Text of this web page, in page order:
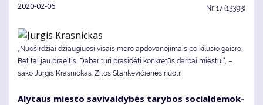
2020-02-06 Nr. 17 (13393)
„Nuoširdžiai džiau­giuo­si vi­sais me­ro ap­do­va­no­ji­mais po ki­lu­sio gais­ro.
Bet tai jau praeitis. Da­bar tu­ri pra­si­dė­ti kon­kre­tūs dar­bai mies­tui“, –
sako Jurgis Krasnickas. Zi­tos Stan­ke­vi­čie­nės nuotr.
Aly­taus mies­to sa­vi­val­dy­bės ta­ry­bos so­cial­de­mok­